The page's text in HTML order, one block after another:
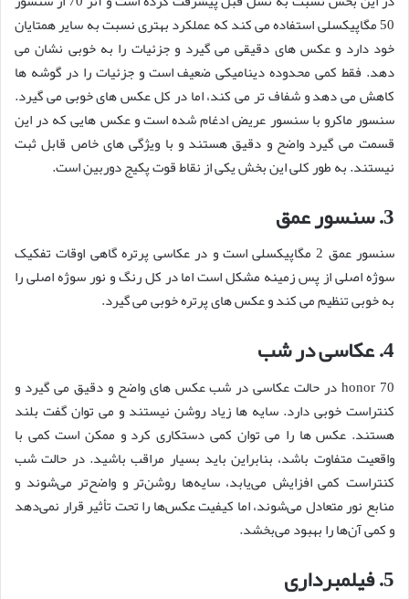
50 مگاپیکسلی استفاده می کند که عملکرد بهتری نسبت به سایر همتایان
خود دارد و عکس های دقیقی می گیرد و جزئیات را به خوبی نشان می
دهد. فقط کمی محدوده دینامیکی ضعیف است و جزئیات را در گوشه ها
کاهش می دهد و شفاف تر می کند، اما در کل عکس های خوبی می گیرد.
سنسور ماکرو با سنسور عریض ادغام شده است و عکس هایی که در این
قسمت می گیرد واضح و دقیق هستند و با ویژگی های خاص قابل ثبت
نیستند. به طور کلی این بخش یکی از نقاط قوت پکیج دوربین است.
3. سنسور عمق
سنسور عمق 2 مگاپیکسلی است و در عکاسی پرتره گاهی اوقات تفکیک
سوژه اصلی از پس زمینه مشکل است اما در کل رنگ و نور سوژه اصلی را
به خوبی تنظیم می کند و عکس های پرتره خوبی می گیرد.
4. عکاسی در شب
honor 70 در حالت عکاسی در شب عکس های واضح و دقیق می گیرد و
کنتراست خوبی دارد. سایه ها زیاد روشن نیستند و می توان گفت بلند
هستند. عکس ها را می توان کمی دستکاری کرد و ممکن است کمی با
واقعیت متفاوت باشد، بنابراین باید بسیار مراقب باشید. در حالت شب
کنتراست کمی افزایش می‌یابد، سایه‌ها روشن‌تر و واضح‌تر می‌شوند و
منابع نور متعادل می‌شوند، اما کیفیت عکس‌ها را تحت تأثیر قرار نمی‌دهد
و کمی آن‌ها را بهبود می‌بخشد.
5. فیلمبرداری